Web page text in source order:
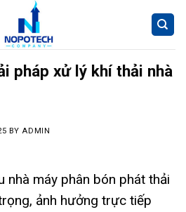
pháp xử lý khí thải nhà
BY ADMIN
nhà máy phân bón phát thải
ảnh hưởng trực tiếp